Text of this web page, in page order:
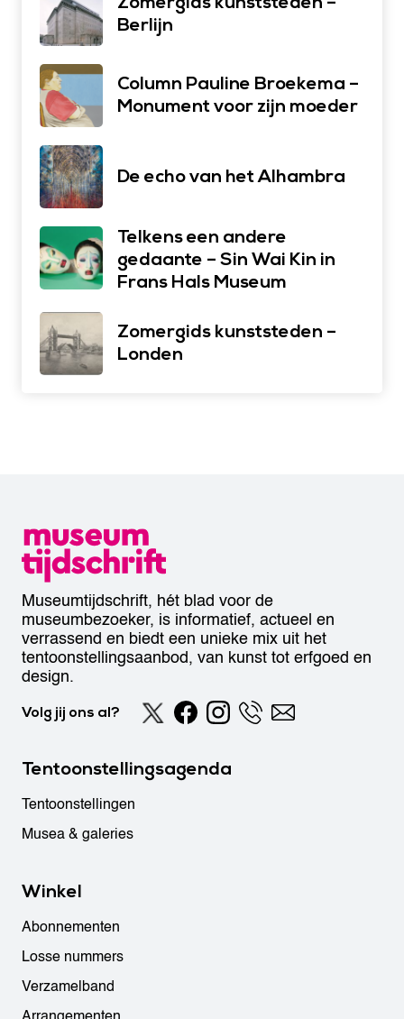
Berlijn
Column Pauline Broekema –
Monument voor zijn moeder
De echo van het Alhambra
Telkens een andere
gedaante – Sin Wai Kin in
Frans Hals Museum
Zomergids kunststeden –
Londen
Museumtijdschrift, hét blad voor de
museumbezoeker, is informatief, actueel en
verrassend en biedt een unieke mix uit het
tentoonstellingsaanbod, van kunst tot erfgoed en
design.
Volg jij ons al?
Tentoonstellingsagenda
Tentoonstellingen
Musea & galeries
Winkel
Abonnementen
Losse nummers
Verzamelband